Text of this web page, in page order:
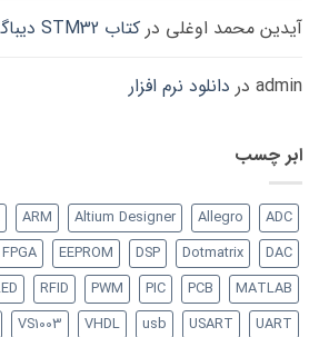
آیدین محمد اوغلی در کتاب STM32 دیباگران
admin در دانلود نرم افزار
ابر چسب
ADC
Allegro
Altium Designer
ARM
DAC
Dotmatrix
DSP
EEPROM
FPGA
MATLAB
PCB
PIC
PWM
RFID
UART
USART
usb
VHDL
VS1003